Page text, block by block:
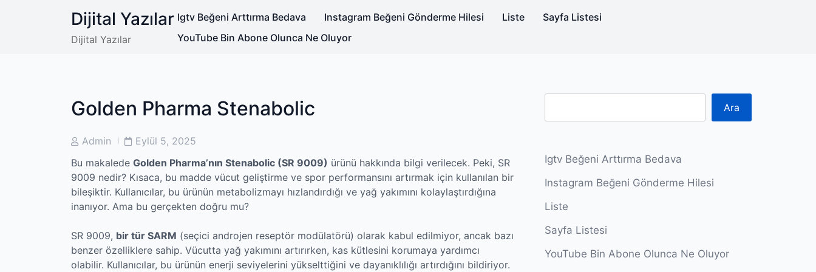
Dijital Yazılar
Dijital Yazılar
Igtv Beğeni Arttırma Bedava Instagram Beğeni Gönderme Hilesi Liste
Sayfa Listesi
YouTube Bin Abone Olunca Ne Oluyor
Golden Pharma Stenabolic
PostAdmin
PostEylül 5, 2025
Bu makalede Golden Pharma’nın Stenabolic (SR 9009) ürünü hakkında bilgi verilecek. Peki, SR
9009 nedir? Kısaca, bu madde vücut geliştirme ve spor performansını artırmak için kullanılan bir
bileşiktir. Kullanıcılar, bu ürünün metabolizmayı hızlandırdığı ve yağ yakımını kolaylaştırdığına
inanıyor. Ama bu gerçekten doğru mu?
SR 9009, bir tür SARM (seçici androjen reseptör modülatörü) olarak kabul edilmiyor, ancak bazı
benzer özelliklere sahip. Vücutta yağ yakımını artırırken, kas kütlesini korumaya yardımcı
olabilir. Kullanıcılar, bu ürünün enerji seviyelerini yükselttiğini ve dayanıklılığı artırdığını bildiriyor.
Ara
Igtv Beğeni Arttırma Bedava
Instagram Beğeni Gönderme Hilesi
Liste
Sayfa Listesi
YouTube Bin Abone Olunca Ne Oluyor